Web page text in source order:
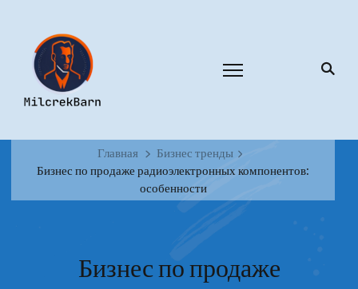
Главная
Бизнес тренды
Бизнес по продаже радиоэлектронных компонентов:
особенности
Бизнес по продаже